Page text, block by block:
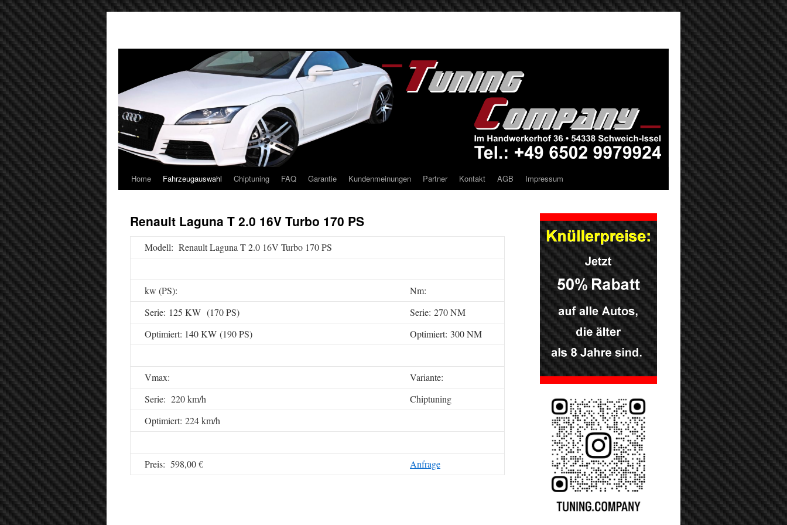
Home Fahrzeugauswahl Chiptuning FAQ Garantie Kundenmeinungen Partner Kontakt AGB Impressum
Renault Laguna T 2.0 16V Turbo 170 PS
Modell: Renault Laguna T 2.0 16V Turbo 170 PS
kw (PS):
Nm:
Serie: 125 KW (170 PS)
Serie: 270 NM
Optimiert: 140 KW (190 PS)
Optimiert: 300 NM
Vmax:
Variante:
Serie: 220 km/h
Chiptuning
Optimiert: 224 km/h
Preis: 598,00 € Anfrage